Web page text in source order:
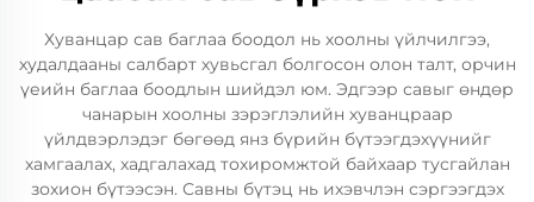
Хуванцар сав баглаа боодол нь хоолны үйлчилгээ,
худалдааны салбарт хувьсгал болгосон олон талт, орчин
үеийн баглаа боодлын шийдэл юм. Эдгээр савыг өндөр
чанарын хоолны зэрэглэлийн хуванцраар
үйлдвэрлэдэг бөгөөд янз бүрийн бүтээгдэхүүнийг
хамгаалах, хадгалахад тохиромжтой байхаар тусгайлан
зохион бүтээсэн. Савны бүтэц нь ихэвчлэн сэргээгдэх